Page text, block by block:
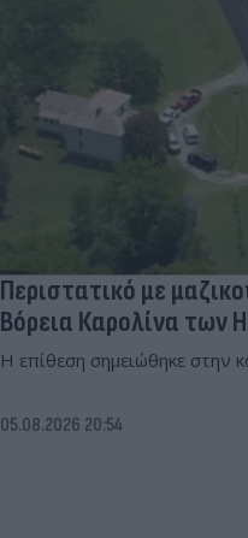
Περιστατικό με
Βόρεια Καρολίνα των
Η επίθεση σημειώθηκε στην
05.08.2026 20:54